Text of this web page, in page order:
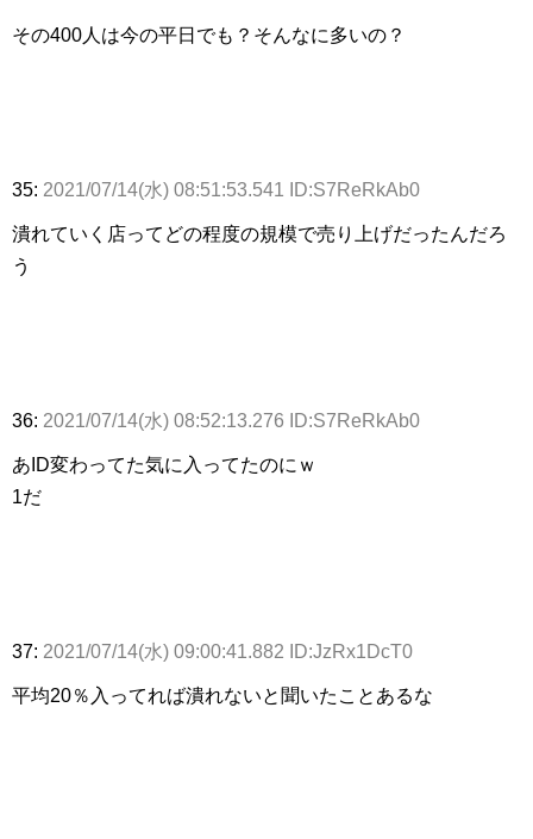
その400人は今の平日でも？そんなに多いの？
35: 2021/07/14(水) 08:51:53.541 ID:S7ReRkAb0
潰れていく店ってどの程度の規模で売り上げだったんだろ
う
36: 2021/07/14(水) 08:52:13.276 ID:S7ReRkAb0
あID変わってた気に入ってたのにｗ
1だ
37: 2021/07/14(水) 09:00:41.882 ID:JzRx1DcT0
平均20％入ってれば潰れないと聞いたことあるな